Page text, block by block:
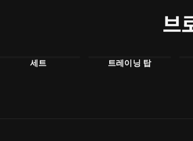
브
세트 트레이닝 탑